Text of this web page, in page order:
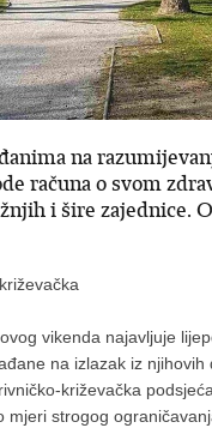
na
računa o svom
i šire zajednice.
vikenda najavljuje
na izlazak iz njihovih
križevačka
mjeri strogog